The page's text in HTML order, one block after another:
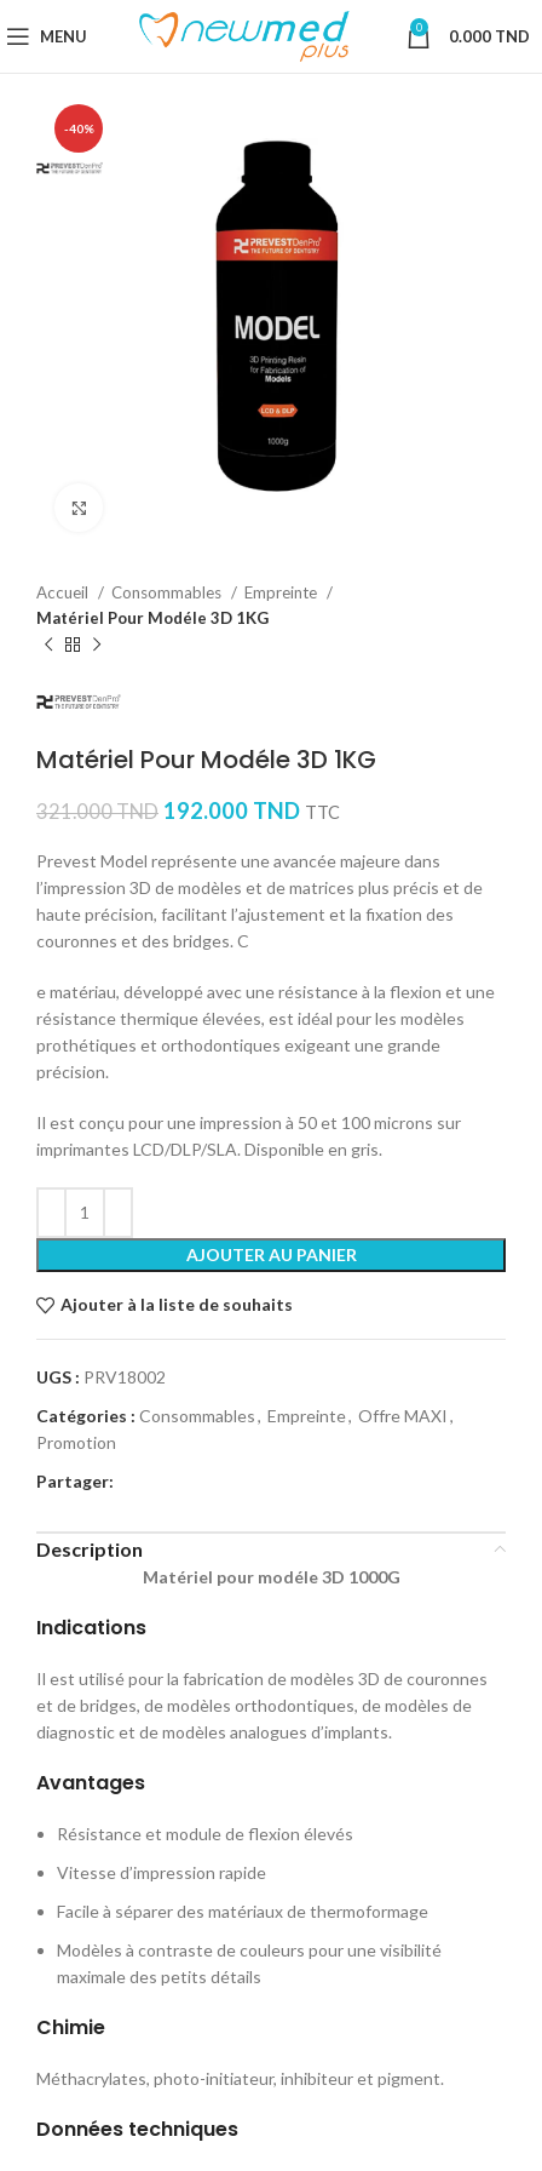
MENU 0 0.000 TND
-40%
Accueil Consommables
Empreinte
Matériel Pour Modéle 3D 1KG
Matériel Pour Modéle 3D 1KG
321.000TND 192.000 TND TTC
Prevest Model représente une avancée majeure dans
l’impression 3D de modèles et de matrices plus précis et de
haute précision, facilitant l’ajustement et la fixation des
couronnes et des bridges. C
e matériau, développé avec une résistance à la flexion et une
résistance thermique élevées, est idéal pour les modèles
prothétiques et orthodontiques exigeant une grande
précision.
Il est conçu pour une impression à 50 et 100 microns sur
imprimantes LCD/DLP/SLA. Disponible en gris.
AJOUTER AU PANIER
Ajouter à la liste de souhaits
UGS : PRV18002
Catégories : Consommables, Empreinte, Offre MAXI ,
Promotion
Partager:
Description
Matériel pour modéle 3D 1000G
Indications
Il est utilisé pour la fabrication de modèles 3D de couronnes
et de bridges, de modèles orthodontiques, de modèles de
diagnostic et de modèles analogues d’implants.
Avantages
Résistance et module de flexion élevés
Vitesse d’impression rapide
Facile à séparer des matériaux de thermoformage
Modèles à contraste de couleurs pour une visibilité
maximale des petits détails
Chimie
Méthacrylates, photo-initiateur, inhibiteur et pigment.
Données techniques